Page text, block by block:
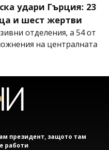
удари Гърция: 23
и шест жертви
отделения, а 54 от
на централната
президент, защото там
работи